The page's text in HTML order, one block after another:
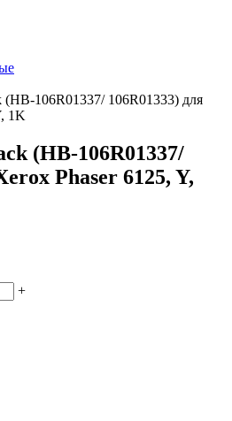
106R01337/ 106R01333) для
1K
(HB-106R01337/
Phaser 6125, Y,
+